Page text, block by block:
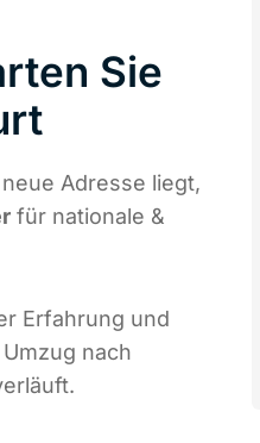
Sie
Adresse liegt,
für nationale &
Erfahrung und
nach